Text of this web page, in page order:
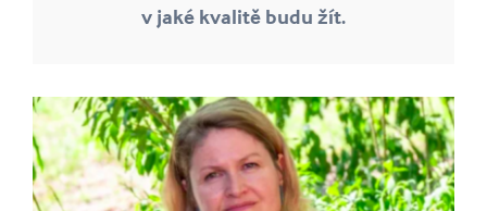
v jaké kvalitě budu žít.